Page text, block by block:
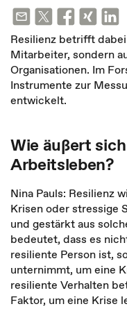
Resilienz betrifft
Mitarbeiter, sondern
Organisationen. Im
Instrumente zur
entwickelt.
Wie äußert
Arbeitsleben?
Nina Pauls: Resilienz
Krisen oder stressige
und gestärkt aus
bedeutet, dass es
resiliente Person ist,
unternimmt, um eine
resiliente Verhalten
Faktor, um eine Krise